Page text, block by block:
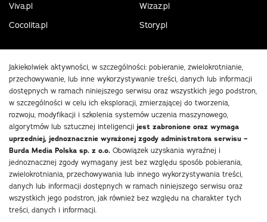
Viva.pl
Wizaz.pl
Cocolita.pl
Story.pl
Jakiekolwiek aktywności, w szczególności: pobieranie, zwielokrotnianie,
przechowywanie, lub inne wykorzystywanie treści, danych lub informacji
dostępnych w ramach niniejszego serwisu oraz wszystkich jego podstron,
w szczególności w celu ich eksploracji, zmierzającej do tworzenia,
rozwoju, modyfikacji i szkolenia systemów uczenia maszynowego,
algorytmów lub sztucznej inteligencji jest zabronione oraz wymaga
uprzedniej, jednoznacznie wyrażonej zgody administratora serwisu –
Burda Media Polska sp. z o.o. Obowiązek uzyskania wyraźnej i
jednoznacznej zgody wymagany jest bez względu sposób pobierania,
zwielokrotniania, przechowywania lub innego wykorzystywania treści,
danych lub informacji dostępnych w ramach niniejszego serwisu oraz
wszystkich jego podstron, jak również bez względu na charakter tych
treści, danych i informacji.